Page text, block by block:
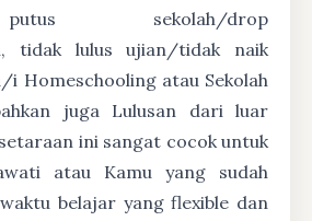
sekolah/drop
tidak lulus ujian/tidak naik
i Homeschooling atau Sekolah
juga Lulusan dari luar
ini sangat cocok untuk
atau Kamu yang sudah
belajar yang flexible dan